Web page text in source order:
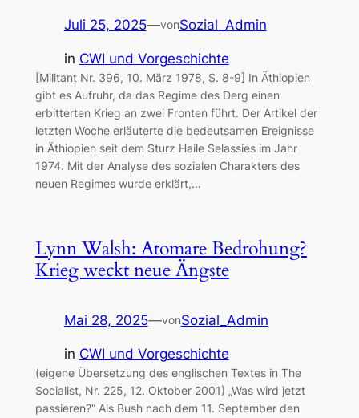
Juli 25, 2025—vonSozial_Admin
in CWI und Vorgeschichte
[Militant Nr. 396, 10. März 1978, S. 8-9] In Äthiopien
gibt es Aufruhr, da das Regime des Derg einen
erbitterten Krieg an zwei Fronten führt. Der Artikel der
letzten Woche erläuterte die bedeutsamen Ereignisse
in Äthiopien seit dem Sturz Haile Selassies im Jahr
1974. Mit der Analyse des sozialen Charakters des
neuen Regimes wurde erklärt,…
Lynn Walsh: Atomare Bedrohung?
Krieg weckt neue Ängste
Mai 28, 2025—vonSozial_Admin
in CWI und Vorgeschichte
(eigene Übersetzung des englischen Textes in The
Socialist, Nr. 225, 12. Oktober 2001) „Was wird jetzt
passieren?“ Als Bush nach dem 11. September den